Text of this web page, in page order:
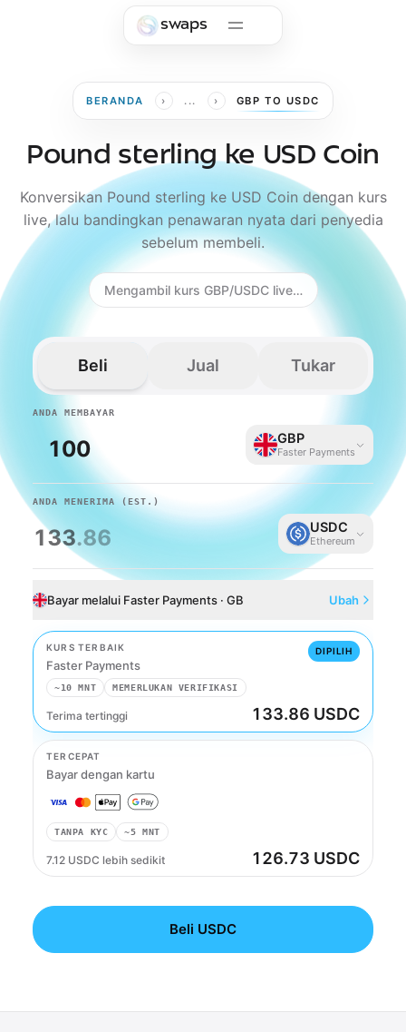
swaps
BERANDA › ... › GBP TO USDC
Pound sterling ke USD Coin
Konversikan Pound sterling ke USD Coin dengan kurs
live, lalu bandingkan penawaran nyata dari penyedia
sebelum membeli.
Mengambil kurs GBP/USDC live…
Beli Jual Tukar
ANDA MEMBAYAR
GBP
Faster Payments
ANDA MENERIMA (EST.)
133.86 USDC
Ethereum
Bayar melalui Faster Payments · GB Ubah
KURS TERBAIK
Faster Payments
DIPILIH
~10 MNT MEMERLUKAN VERIFIKASI
Terima tertinggi 133.86 USDC
Faster Payments
TERCEPAT
Bayar dengan kartu
TANPA KYC ~5 MNT
7.12 USDC lebih sedikit 126.73 USDC
Beli USDC